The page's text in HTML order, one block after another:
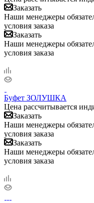
Заказать
Наши менеджеры
условия заказа
Заказать
Наши менеджеры
условия заказа
Буфет ЗОЛУШКА
Цена рассчитывается
Заказать
Наши менеджеры
условия заказа
Заказать
Наши менеджеры
условия заказа